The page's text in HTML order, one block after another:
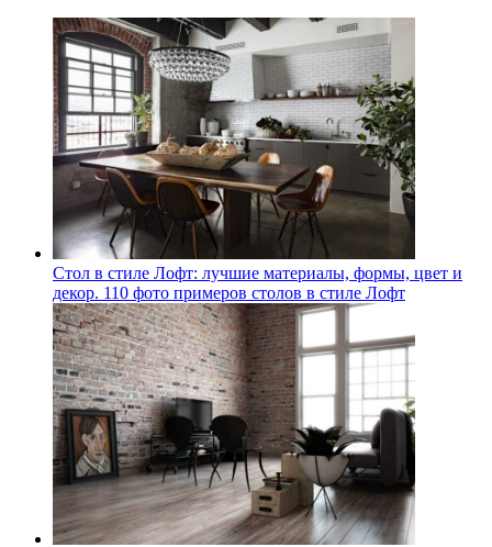
Стол в стиле Лофт: лучшие материалы, формы, цвет и
декор. 110 фото примеров столов в стиле Лофт